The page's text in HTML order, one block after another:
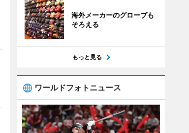
海外メーカーのグローブも
そろえる
もっと見る
ワールドフォトニュース